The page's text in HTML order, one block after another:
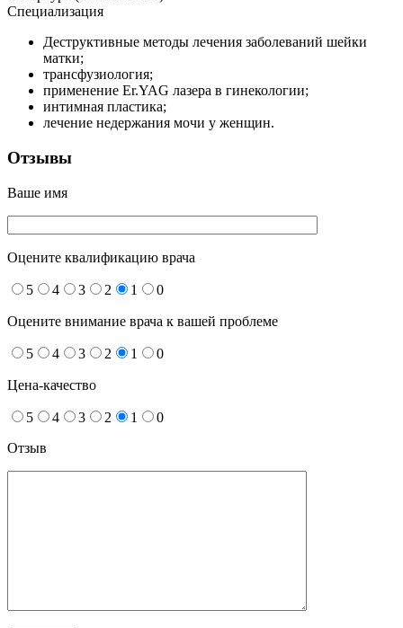
Специализация
Деструктивные методы лечения заболеваний шейки
матки;
трансфузиология;
применение Er.YAG лазера в гинекологии;
интимная пластика;
лечение недержания мочи у женщин.
Отзывы
Ваше имя
Оцените квалификацию врача
5 4 3 2 1 0
Оцените внимание врача к вашей проблеме
5 4 3 2 1 0
Цена-качество
5 4 3 2 1
0
Отзыв